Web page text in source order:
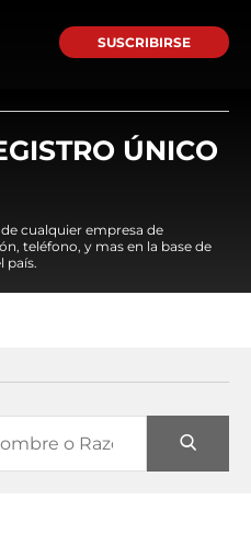
SUSCRIBIRSE
ÚNICO
cualquier empresa de
teléfono, y mas en la base de
país.